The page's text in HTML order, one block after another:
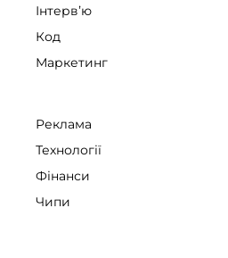
Інтервʼю
Код
Маркетинг
Реклама
Технології
Фінанси
Чипи